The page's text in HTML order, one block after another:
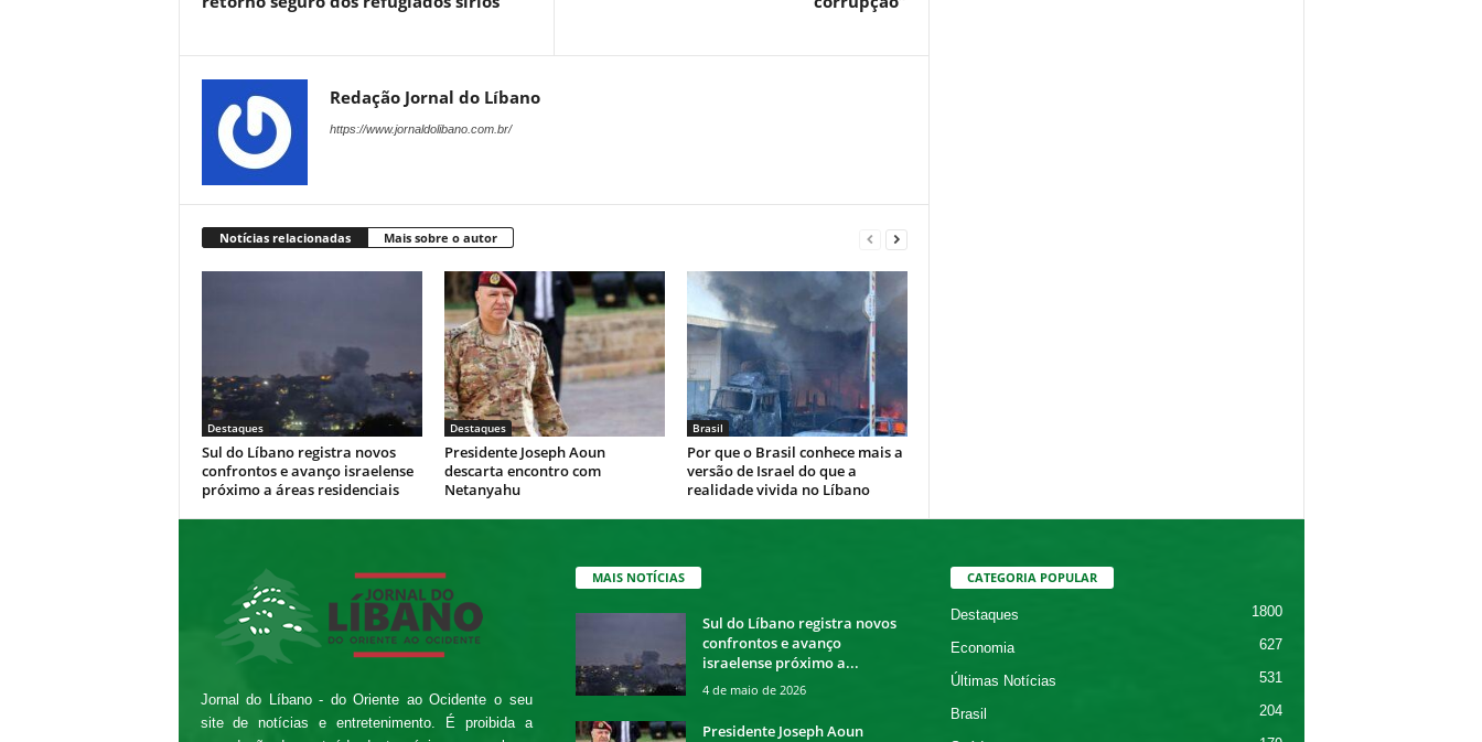
Redação Jornal do Líbano
https://www.jornaldolibano.com.br/
Notícias relacionadas Mais sobre o autor
Destaques
Sul do Líbano registra novos
confrontos e avanço israelense
próximo a áreas residenciais
Destaques
Presidente Joseph Aoun
descarta encontro com
Netanyahu
Brasil
Por que o Brasil conhece mais a
versão de Israel do que a
realidade vivida no Líbano
Jornal do Líbano - do Oriente ao Ocidente o seu
site de notícias e entretenimento. É proibida a
MAIS NOTÍCIAS
Sul do Líbano registra novos
confrontos e avanço
israelense próximo a...
4 de maio de 2026
Presidente Joseph Aoun
CATEGORIA POPULAR
Destaques 1800
Economia 627
Últimas Notícias 531
Brasil 204